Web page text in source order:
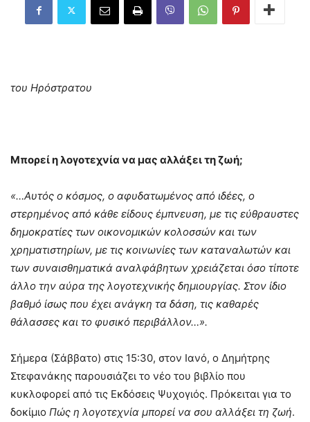
του Ηρόστρατου
Μπορεί η λογοτεχνία να μας αλλάξει τη ζωή;
«…Αυτός ο κόσμος, ο αφυδατωμένος από ιδέες, ο
στερημένος από κάθε είδους έμπνευση, με τις εύθραυστες
δημοκρατίες των οικονομικών κολοσσών και των
χρηματιστηρίων, με τις κοινωνίες των καταναλωτών και
των συναισθηματικά αναλφάβητων χρειάζεται όσο τίποτε
άλλο την αύρα της λογοτεχνικής δημιουργίας. Στον ίδιο
βαθμό ίσως που έχει ανάγκη τα δάση, τις καθαρές
θάλασσες και το φυσικό περιβάλλον…».
Σήμερα (Σάββατο) στις 15:30, στον Ιανό, ο Δημήτρης
Στεφανάκης παρουσιάζει το νέο του βιβλίο που
κυκλοφορεί από τις Εκδόσεις Ψυχογιός. Πρόκειται για το
δοκίμιο Πώς η λογοτεχνία μπορεί να σου αλλάξει τη ζωή.